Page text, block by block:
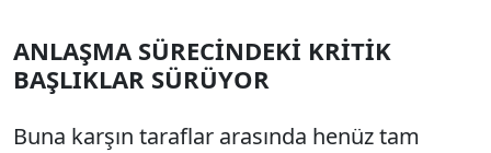
ANLAŞMA SÜRECİNDEKİ KRİTİK
BAŞLIKLAR SÜRÜYOR
Buna karşın taraflar arasında henüz tam